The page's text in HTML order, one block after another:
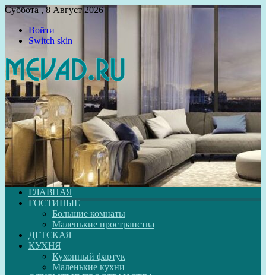
Суббота , 8 Август 2026
Войти
Switch skin
ГЛАВНАЯ
ГОСТИНЫЕ
Большие комнаты
Маленькие пространства
ДЕТСКАЯ
КУХНЯ
Кухонный фартук
Маленькие кухни